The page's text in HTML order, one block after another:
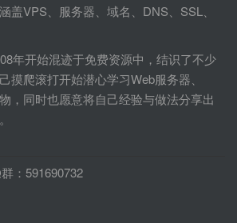
盖VPS、服务器、域名、DNS、SSL、
年开始混迹于免费资源中，结识了不少
摸爬滚打开始潜心学习Web服务器、
，同时也愿意将自己经验与做法分享出
：591690732